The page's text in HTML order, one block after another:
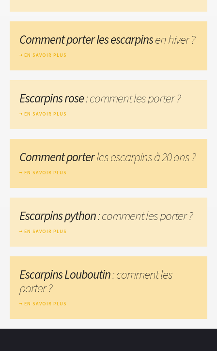
Comment porter les escarpinsen hiver ?
EN SAVOIR PLUS
Escarpins rose: comment les porter ?
EN SAVOIR PLUS
Comment porterles escarpins à 20 ans ?
EN SAVOIR PLUS
Escarpins python: comment les porter ?
EN SAVOIR PLUS
Escarpins Louboutin: comment les
porter ?
EN SAVOIR PLUS